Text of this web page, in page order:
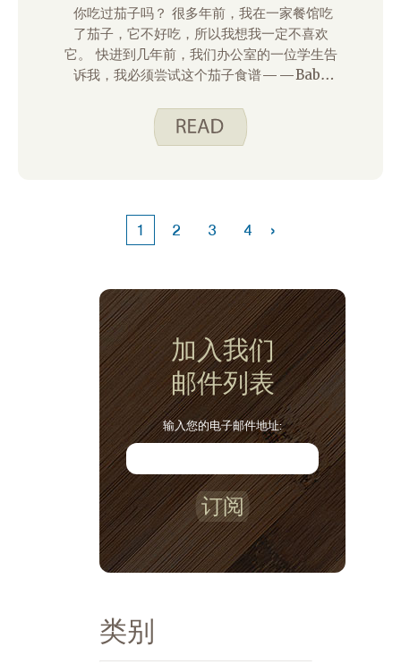
你吃过茄子吗？ 很多年前，我在一家餐馆吃
了茄子，它不好吃，所以我想我一定不喜欢
它。 快进到几年前，我们办公室的一位学生告
诉我，我必须尝试这个茄子食谱——Baba
保证我会喜欢这个食谱。 所以，那个周末我和
我的孩子们去了农贸市场，买了一个漂亮的紫
1 2 3 4 ›
加入我们
邮件列表
输入您的电子邮件地址:
订阅
类别